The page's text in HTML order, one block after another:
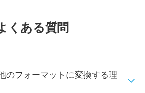
くある質問
のフォーマットに変換する理